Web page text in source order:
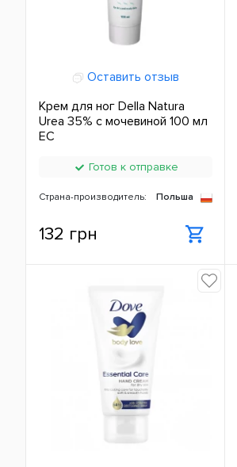
Оставить отзыв
Крем для ног Della Natura
Urea 35% с мочевиной 100 мл
ЕС
Готов к отправке
Страна-производитель: Польша
132 грн